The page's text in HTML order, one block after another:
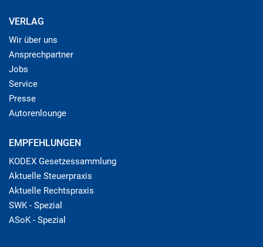
VERLAG
Wir über uns
Ansprechpartner
Jobs
Service
Presse
Autorenlounge
EMPFEHLUNGEN
KODEX Gesetzessammlung
Aktuelle Steuerpraxis
Aktuelle Rechtspraxis
SWK - Spezial
ASoK - Spezial